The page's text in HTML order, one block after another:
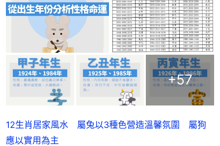
+57
12生肖居家風水 屬兔以3種色營造溫馨氛圍 屬狗
應以實用為主